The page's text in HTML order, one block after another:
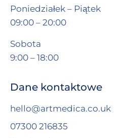
Poniedziałek – Piątek
09:00 – 20:00
Sobota
9:00 – 18:00
Dane kontaktowe
hello@artmedica.co.uk
07300 216835